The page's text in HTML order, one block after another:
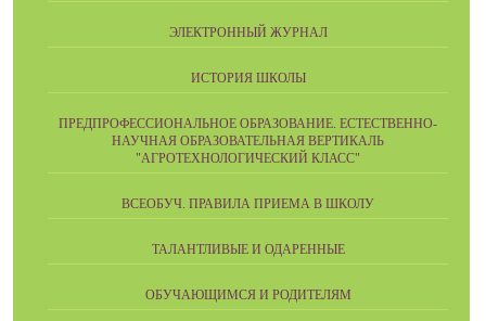
ЭЛЕКТРОННЫЙ ЖУРНАЛ
ИСТОРИЯ ШКОЛЫ
ПРЕДПРОФЕССИОНАЛЬНОЕ ОБРАЗОВАНИЕ. ЕСТЕСТВЕННО-
НАУЧНАЯ ОБРАЗОВАТЕЛЬНАЯ ВЕРТИКАЛЬ
"АГРОТЕХНОЛОГИЧЕСКИЙ КЛАСС"
ВСЕОБУЧ. ПРАВИЛА ПРИЕМА В ШКОЛУ
ТАЛАНТЛИВЫЕ И ОДАРЕННЫЕ
ОБУЧАЮЩИМСЯ И РОДИТЕЛЯМ